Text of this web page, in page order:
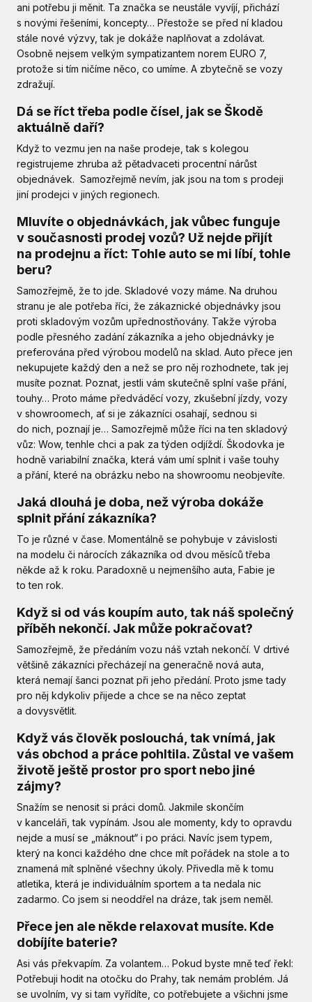
ani potřebu ji měnit. Ta značka se neustále vyvíjí, přichází
s novými řešeními, koncepty… Přestože se před ní kladou
stále nové výzvy, tak je dokáže naplňovat a zdolávat.
Osobně nejsem velkým sympatizantem norem EURO 7,
protože si tím ničíme něco, co umíme. A zbytečně se vozy
zdražují.
Dá se říct třeba podle čísel, jak se Škodě
aktuálně daří?
Když to vezmu jen na naše prodeje, tak s kolegou
registrujeme zhruba až pětadvaceti procentní nárůst
objednávek. Samozřejmě nevím, jak jsou na tom s prodeji
jiní prodejci v jiných regionech.
Mluvíte o objednávkách, jak vůbec funguje
v současnosti prodej vozů? Už nejde přijít
na prodejnu a říct: Tohle auto se mi líbí, tohle
beru?
Samozřejmě, že to jde. Skladové vozy máme. Na druhou
stranu je ale potřeba říci, že zákaznické objednávky jsou
proti skladovým vozům upřednostňovány. Takže výroba
podle přesného zadání zákazníka a jeho objednávky je
preferována před výrobou modelů na sklad. Auto přece jen
nekupujete každý den a než se pro něj rozhodnete, tak jej
musíte poznat. Poznat, jestli vám skutečně splní vaše přání,
touhy… Proto máme předváděcí vozy, zkušební jízdy, vozy
v showroomech, ať si je zákazníci osahají, sednou si
do nich, poznají je… Samozřejmě může říci na ten skladový
vůz: Wow, tenhle chci a pak za týden odjíždí. Škodovka je
hodně variabilní značka, která vám umí splnit i vaše touhy
a přání, které na obrázku nebo na showroomu neobjevíte.
Jaká dlouhá je doba, než výroba dokáže
splnit přání zákazníka?
To je různé v čase. Momentálně se pohybuje v závislosti
na modelu či nárocích zákazníka od dvou měsíců třeba
někde až k roku. Paradoxně u nejmenšího auta, Fabie je
to ten rok.
Když si od vás koupím auto, tak náš společný
příběh nekončí. Jak může pokračovat?
Samozřejmě, že předáním vozu náš vztah nekončí. V drtivé
většině zákazníci přecházejí na generačně nová auta,
která nemají šanci poznat při jeho předání. Proto jsme tady
pro něj kdykoliv přijede a chce se na něco zeptat
a dovysvětlit.
Když vás člověk poslouchá, tak vnímá, jak
vás obchod a práce pohltila. Zůstal ve vašem
životě ještě prostor pro sport nebo jiné
zájmy?
Snažím se nenosit si práci domů. Jakmile skončím
v kanceláři, tak vypínám. Jsou ale momenty, kdy to opravdu
nejde a musí se „máknout“ i po práci. Navíc jsem typem,
který na konci každého dne chce mít pořádek na stole a to
znamená mít splněné všechny úkoly. Přivedla mě k tomu
atletika, která je individuálním sportem a ta nedala nic
zadarmo. Co jsem si neoddřel na dráze, tak jsem neměl.
Přece jen ale někde relaxovat musíte. Kde
dobíjíte baterie?
Asi vás překvapím. Za volantem… Pokud byste mně teď řekl:
Potřebuji hodit na otočku do Prahy, tak nemám problém. Já
se uvolním, vy si tam vyřídíte, co potřebujete a všichni jsme